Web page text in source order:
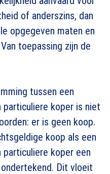
of anderszins, dan
opgegeven maten en
toepassing zijn de
tussen een
koper is niet
er is geen koop.
koop als een
koper een
Dit vloeit